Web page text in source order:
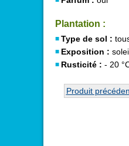
Plantation :
Type de sol :
Exposition :
Rusticité : - 20
Produit